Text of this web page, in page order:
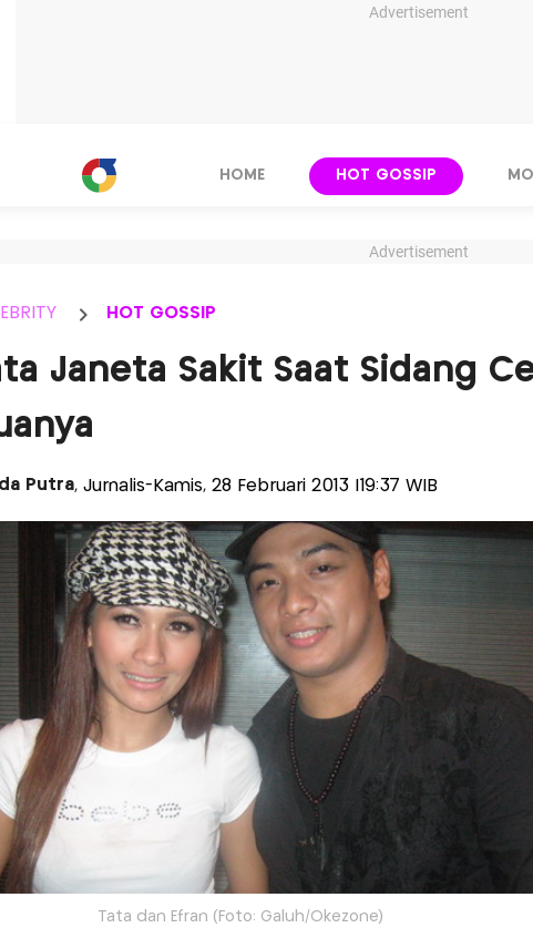
Advertisement
HOME HOT GOSSIP
Advertisement
HOT GOSSIP
Janeta Sakit Saat Sidang
Putra, Jurnalis-Kamis, 28 Februari 2013 |19:37 WIB
Tata dan Efran (Foto: Galuh/Okezone)